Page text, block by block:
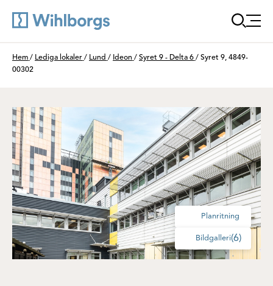
Du är här:
Hem / Lediga lokaler / Lund / Ideon / Syret 9 - Delta 6 / Syret 9, 4849-
00302
Planritning
Bildgalleri(6)